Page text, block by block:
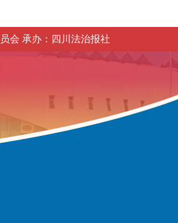
会 承办：四川法治报社